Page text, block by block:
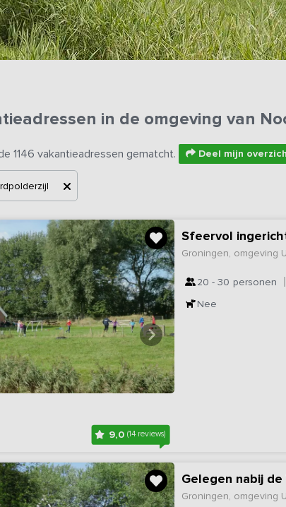
in de omgeving van
1146 vakantieadressen gematcht. Deel mijn
9,0(14 reviews)
Sfeervol
Groningen, omgeving
20 - 30 personen
Nee
Gelegen nabij
Groningen, omgeving